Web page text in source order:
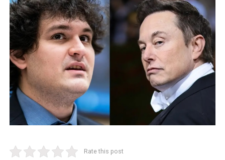
Rate this post